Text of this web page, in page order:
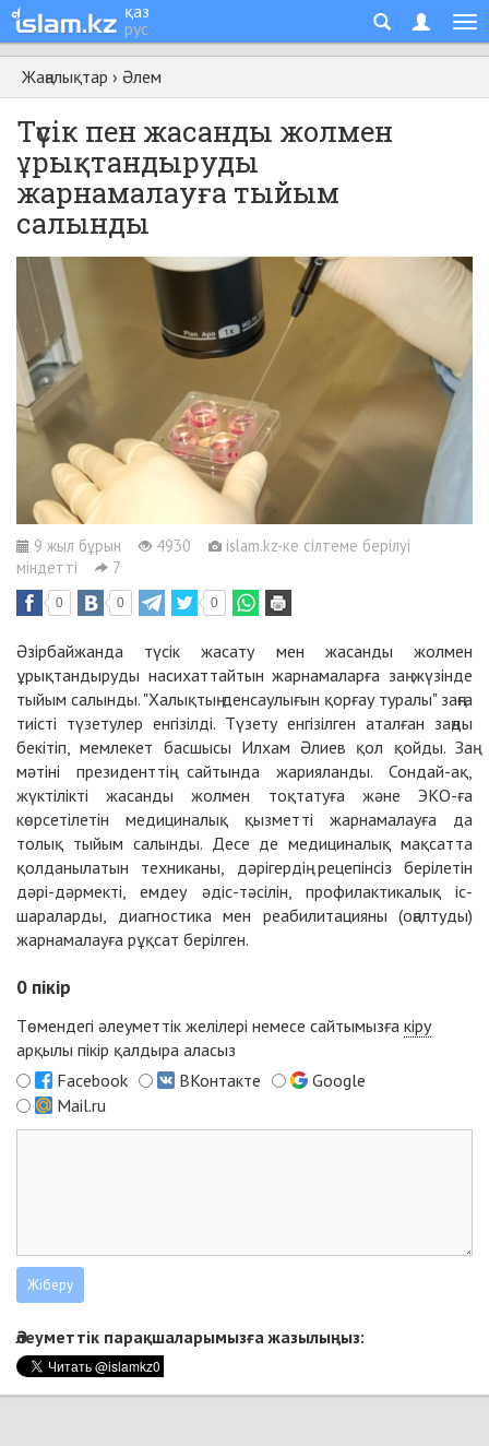
қаз
рус
Жаңалықтар › Әлем
Түсік пен жасанды жолмен
ұрықтандыруды
жарнамалауға тыйым
салынды
9 жыл бұрын 4930
islam.kz-ке сілтеме берілуі
міндетті
7
0 0 0
Әзірбайжанда түсік жасату мен жасанды жолмен
ұрықтандыруды насихаттайтын жарнамаларға заң жүзінде
тыйым салынды. "Халықтың денсаулығын қорғау туралы" заңға
тиісті түзетулер енгізілді. Түзету енгізілген аталған заңды
бекітіп, мемлекет басшысы Илхам Әлиев қол қойды. Заң
мәтіні президенттің сайтында жарияланды. Сондай-ақ,
жүктілікті жасанды жолмен тоқтатуға және ЭКО-ға
көрсетілетін медициналық қызметті жарнамалауға да
толық тыйым салынды. Десе де медициналық мақсатта
қолданылатын техниканы, дәрігердің рецепінсіз берілетін
дәрі-дәрмекті, емдеу әдіс-тәсілін, профилактикалық іс-
шараларды, диагностика мен реабилитацияны (оңалтуды)
жарнамалауға рұқсат берілген.
0 пікір
Төмендегі әлеуметтік желілері немесе сайтымызға кіру
арқылы пікір қалдыра аласыз
Facebook
ВКонтакте
Google
Mail.ru
Әлеуметтік парақшаларымызға жазылыңыз: